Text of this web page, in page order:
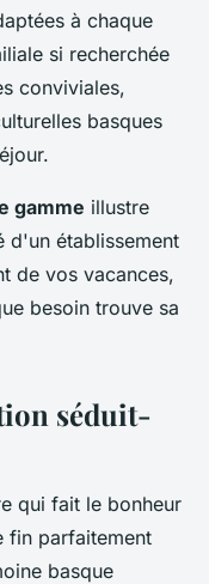
à chaque
si recherchée
conviviales,
basques
gamme illustre
d'un établissement
de vos vacances,
besoin trouve sa
séduit-
qui fait le bonheur
fin parfaitement
basque